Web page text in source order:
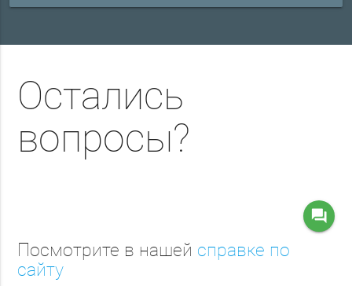
Остались
вопросы?
question_answer
Посмотрите в нашей справке по
сайту